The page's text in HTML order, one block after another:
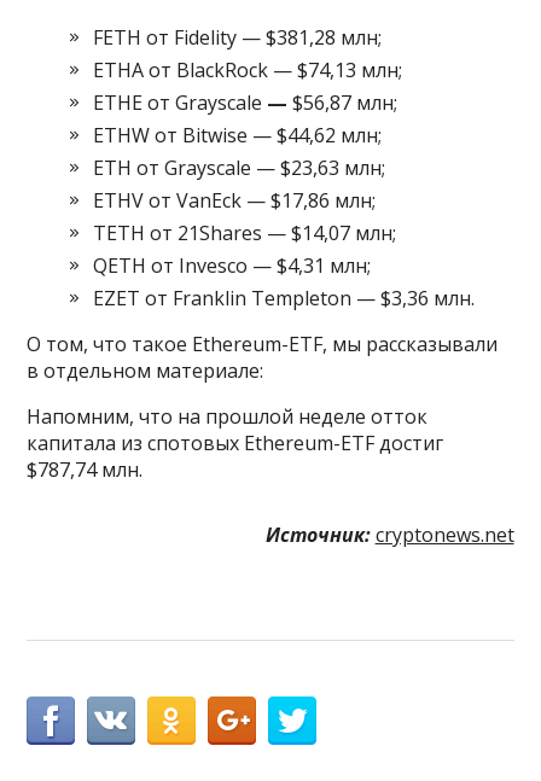
FETH от Fidelity — $381,28 млн;
ETHA от BlackRock — $74,13 млн;
ETHE от Grayscale — $56,87 млн;
ETHW от Bitwise — $44,62 млн;
ETH от Grayscale — $23,63 млн;
ETHV от VanEck — $17,86 млн;
TETH от 21Shares — $14,07 млн;
QETH от Invesco — $4,31 млн;
EZET от Franklin Templeton — $3,36 млн.
О том, что такое Ethereum-ETF, мы рассказывали
в отдельном материале:
Напомним, что на прошлой неделе отток
капитала из спотовых Ethereum-ETF достиг
$787,74 млн.
Источник: cryptonews.net